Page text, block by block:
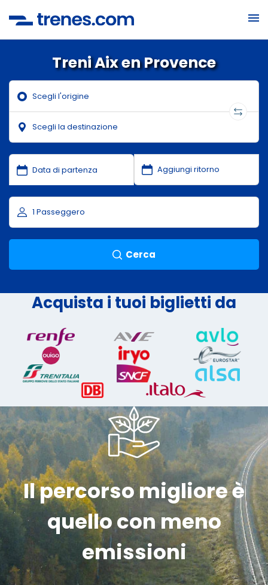
Treni Aix en Provence
Cerca
Acquista i tuoi biglietti da
Il percorso migliore è
quello con meno
emissioni